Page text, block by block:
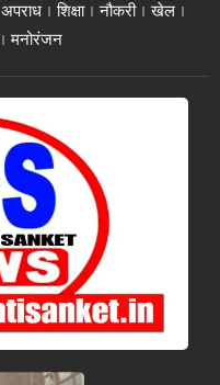
अपराध शिक्षा नौकरी
खेल
मनोरंजन